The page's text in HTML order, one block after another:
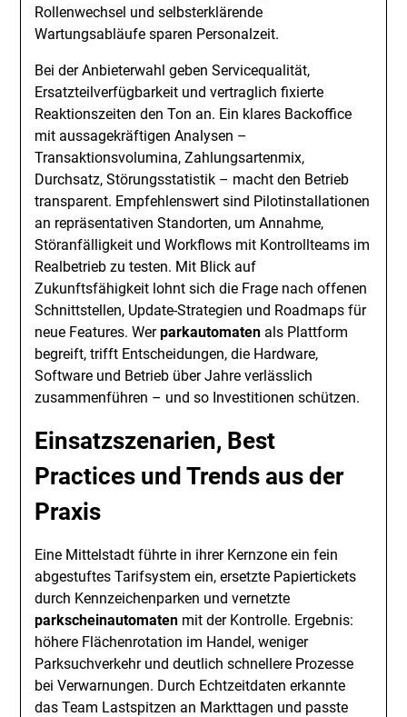
Rollenwechsel und selbsterklärende
Wartungsabläufe sparen Personalzeit.
Bei der Anbieterwahl geben Servicequalität,
Ersatzteilverfügbarkeit und vertraglich fixierte
Reaktionszeiten den Ton an. Ein klares Backoffice
mit aussagekräftigen Analysen –
Transaktionsvolumina, Zahlungsartenmix,
Durchsatz, Störungsstatistik – macht den Betrieb
transparent. Empfehlenswert sind Pilotinstallationen
an repräsentativen Standorten, um Annahme,
Störanfälligkeit und Workflows mit Kontrollteams im
Realbetrieb zu testen. Mit Blick auf
Zukunftsfähigkeit lohnt sich die Frage nach offenen
Schnittstellen, Update-Strategien und Roadmaps für
neue Features. Werparkautomaten als Plattform
begreift, trifft Entscheidungen, die Hardware,
Software und Betrieb über Jahre verlässlich
zusammenführen – und so Investitionen schützen.
Einsatzszenarien, Best
Practices und Trends aus der
Praxis
Eine Mittelstadt führte in ihrer Kernzone ein fein
abgestuftes Tarifsystem ein, ersetzte Papiertickets
durch Kennzeichenparken und vernetzte
parkscheinautomaten mit der Kontrolle. Ergebnis:
höhere Flächenrotation im Handel, weniger
Parksuchverkehr und deutlich schnellere Prozesse
bei Verwarnungen. Durch Echtzeitdaten erkannte
das Team Lastspitzen an Markttagen und passte